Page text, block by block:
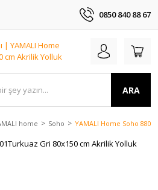
0850 840 88 67
ARA
home Soho YAMALI Home Soho